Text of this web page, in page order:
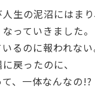
生の泥沼にはまり
っていきました。
るのに報われない
戻ったのに、
、一体なんなの!?